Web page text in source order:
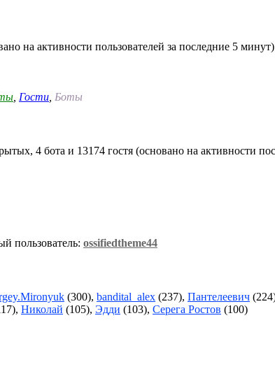
на активности пользователей за последние 5 минут)
Гости Боты
4 бота и 13174 гостя (основано на активности
пользователь: ossifiedtheme44
(300), bandital_alex (237), Пантелеевич
Николай (105), Эдди (103), Серега Ростов (100)